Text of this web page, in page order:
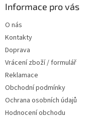
Informace pro vás
O nás
Kontakty
Doprava
Vrácení zboží / formulář
Reklamace
Obchodní podmínky
Ochrana osobních údajů
Hodnocení obchodu